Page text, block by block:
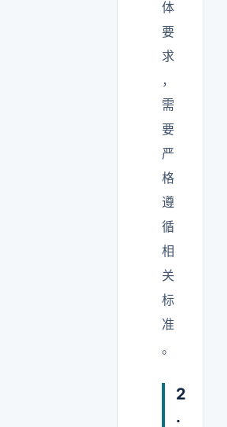
体
要
求
，
需
要
严
格
遵
循
相
关
标
准
。
2
.